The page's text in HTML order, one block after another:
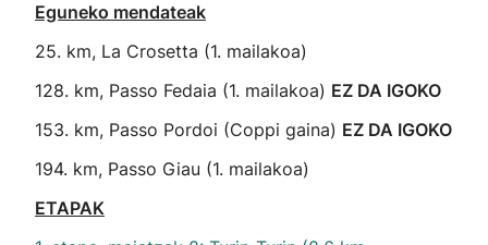
Eguneko mendateak
25. km, La Crosetta (1. mailakoa)
128. km, Passo Fedaia (1. mailakoa) EZ DA IGOKO
153. km, Passo Pordoi (Coppi gaina) EZ DA IGOKO
194. km, Passo Giau (1. mailakoa)
ETAPAK